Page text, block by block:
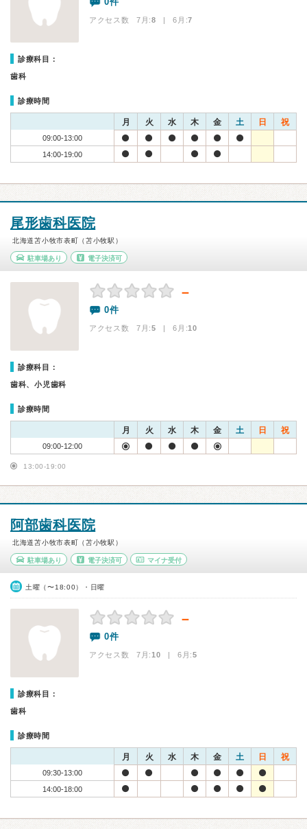
アクセス数 7月:8 | 6月:7
診療科目：
歯科
診療時間
月 火 水 木 金 土 日 祝
09:00-13:00
14:00-19:00
尾形歯科医院
北海道苫小牧市表町（苫小牧駅）
駐車場あり 電子決済可
－
0件
アクセス数 7月:5 | 6月:10
診療科目：
歯科、小児歯科
診療時間
月 火 水 木 金 土 日 祝
09:00-12:00
13:00-19:00
阿部歯科医院
北海道苫小牧市表町（苫小牧駅）
駐車場あり 電子決済可 マイナ受付
土曜（〜18:00）・日曜
－
0件
アクセス数 7月:10 | 6月:5
診療科目：
歯科
診療時間
月 火 水 木 金 土 日 祝
09:30-13:00
14:00-18:00